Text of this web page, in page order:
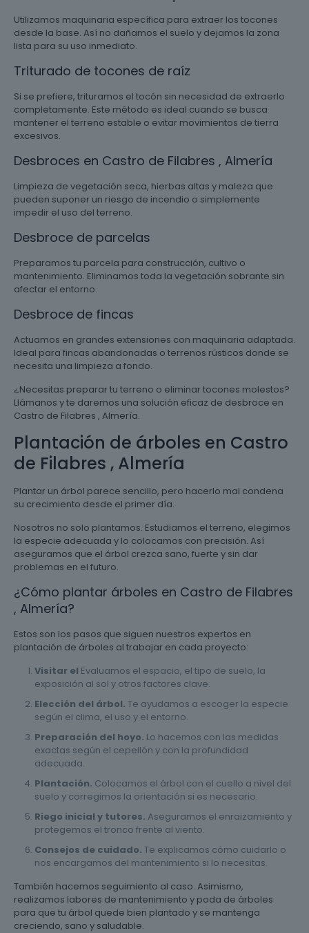
Utilizamos maquinaria específica para extraer los tocones
desde la base. Así no dañamos el suelo y dejamos la zona
lista para su uso inmediato.
Triturado de tocones de raíz
Si se prefiere, trituramos el tocón sin necesidad de extraerlo
completamente. Este método es ideal cuando se busca
mantener el terreno estable o evitar movimientos de tierra
excesivos.
Desbroces en Castro de Filabres , Almería
Limpieza de vegetación seca, hierbas altas y maleza que
pueden suponer un riesgo de incendio o simplemente
impedir el uso del terreno.
Desbroce de parcelas
Preparamos tu parcela para construcción, cultivo o
mantenimiento. Eliminamos toda la vegetación sobrante sin
afectar el entorno.
Desbroce de fincas
Actuamos en grandes extensiones con maquinaria adaptada.
Ideal para fincas abandonadas o terrenos rústicos donde se
necesita una limpieza a fondo.
¿Necesitas preparar tu terreno o eliminar tocones molestos?
Llámanos y te daremos una solución eficaz de desbroce en
Castro de Filabres , Almería.
Plantación de árboles en Castro
de Filabres , Almería
Plantar un árbol parece sencillo, pero hacerlo mal condena
su crecimiento desde el primer día.
Nosotros no solo plantamos. Estudiamos el terreno, elegimos
la especie adecuada y lo colocamos con precisión. Así
aseguramos que el árbol crezca sano, fuerte y sin dar
problemas en el futuro.
¿Cómo plantar árboles en Castro de Filabres
, Almería?
Estos son los pasos que siguen nuestros expertos en
plantación de árboles al trabajar en cada proyecto:
Visitar el Evaluamos el espacio, el tipo de suelo, la
exposición al sol y otros factores clave.
Elección del árbol. Te ayudamos a escoger la especie
según el clima, el uso y el entorno.
Preparación del hoyo. Lo hacemos con las medidas
exactas según el cepellón y con la profundidad
adecuada.
Plantación. Colocamos el árbol con el cuello a nivel del
suelo y corregimos la orientación si es necesario.
Riego inicial y tutores. Aseguramos el enraizamiento y
protegemos el tronco frente al viento.
Consejos de cuidado. Te explicamos cómo cuidarlo o
nos encargamos del mantenimiento si lo necesitas.
También hacemos seguimiento al caso. Asimismo,
realizamos labores de mantenimiento y poda de árboles
para que tu árbol quede bien plantado y se mantenga
creciendo, sano y saludable.